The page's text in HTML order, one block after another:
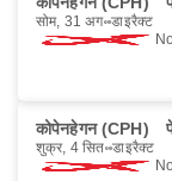
सोम, 31 अग॰ डाइरैक्ट
कोपेनहेगन (CPH)
शुक्र, 4 सित॰ डाइरैक्ट